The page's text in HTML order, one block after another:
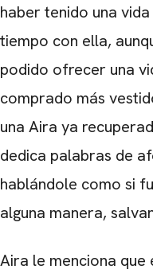
haber tenido una
tiempo con ella,
podido ofrecer una
comprado más
una Aira ya
dedica palabras de
hablándole como si
alguna manera,
Aira le menciona